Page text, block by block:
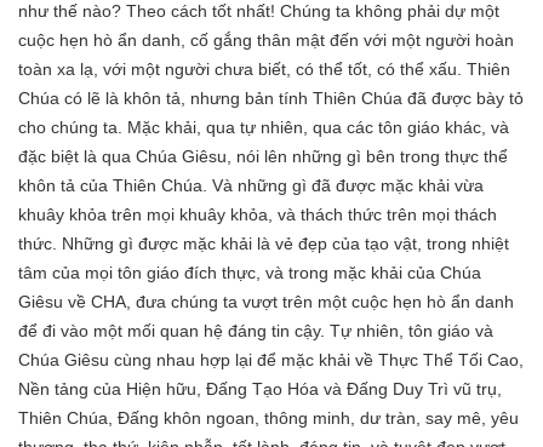
như thế nào? Theo cách tốt nhất! Chúng ta không phải dự một
cuộc hẹn hò ẩn danh, cố gắng thân mật đến với một người hoàn
toàn xa lạ, với một người chưa biết, có thể tốt, có thể xấu. Thiên
Chúa có lẽ là khôn tả, nhưng bản tính Thiên Chúa đã được bày tỏ
cho chúng ta. Mặc khải, qua tự nhiên, qua các tôn giáo khác, và
đặc biệt là qua Chúa Giêsu, nói lên những gì bên trong thực thể
khôn tả của Thiên Chúa. Và những gì đã được mặc khải vừa
khuây khỏa trên mọi khuây khỏa, và thách thức trên mọi thách
thức. Những gì được mặc khải là vẻ đẹp của tạo vật, trong nhiệt
tâm của mọi tôn giáo đích thực, và trong mặc khải của Chúa
Giêsu về CHA, đưa chúng ta vượt trên một cuộc hẹn hò ẩn danh
để đi vào một mối quan hệ đáng tin cậy. Tự nhiên, tôn giáo và
Chúa Giêsu cùng nhau hợp lại để mặc khải về Thực Thể Tối Cao,
Nền tảng của Hiện hữu, Đấng Tạo Hóa và Đấng Duy Trì vũ trụ,
Thiên Chúa, Đấng khôn ngoan, thông minh, dư tràn, say mê, yêu